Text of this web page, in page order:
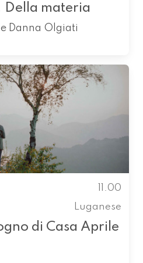
Della materia
Danna Olgiati
11.00
Luganese
di Casa Aprile